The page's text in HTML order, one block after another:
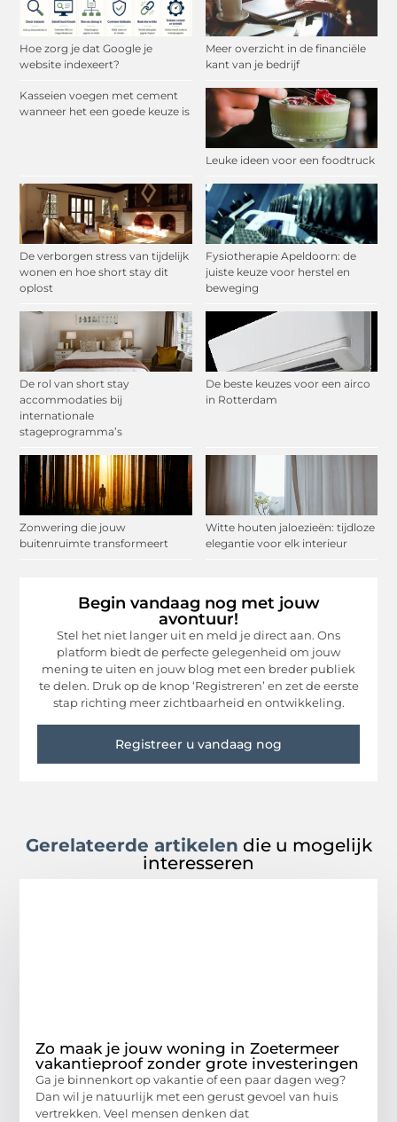
Hoe zorg je dat Google je
website indexeert?
Meer overzicht in de financiële
kant van je bedrijf
Kasseien voegen met cement
wanneer het een goede keuze is
Leuke ideen voor een foodtruck
De verborgen stress van tijdelijk
wonen en hoe short stay dit
oplost
Fysiotherapie Apeldoorn: de
juiste keuze voor herstel en
beweging
De rol van short stay
accommodaties bij
internationale
stageprogramma’s
De beste keuzes voor een airco
in Rotterdam
Zonwering die jouw
buitenruimte transformeert
Witte houten jaloezieën: tijdloze
elegantie voor elk interieur
Begin vandaag nog met jouw
avontuur!
Stel het niet langer uit en meld je direct aan. Ons
platform biedt de perfecte gelegenheid om jouw
mening te uiten en jouw blog met een breder publiek
te delen. Druk op de knop ‘Registreren’ en zet de eerste
stap richting meer zichtbaarheid en ontwikkeling.
Registreer u vandaag nog
Gerelateerde artikelen die u mogelijk
interesseren
Zo maak je jouw woning in Zoetermeer
vakantieproof zonder grote investeringen
Ga je binnenkort op vakantie of een paar dagen weg?
Dan wil je natuurlijk met een gerust gevoel van huis
vertrekken. Veel mensen denken dat